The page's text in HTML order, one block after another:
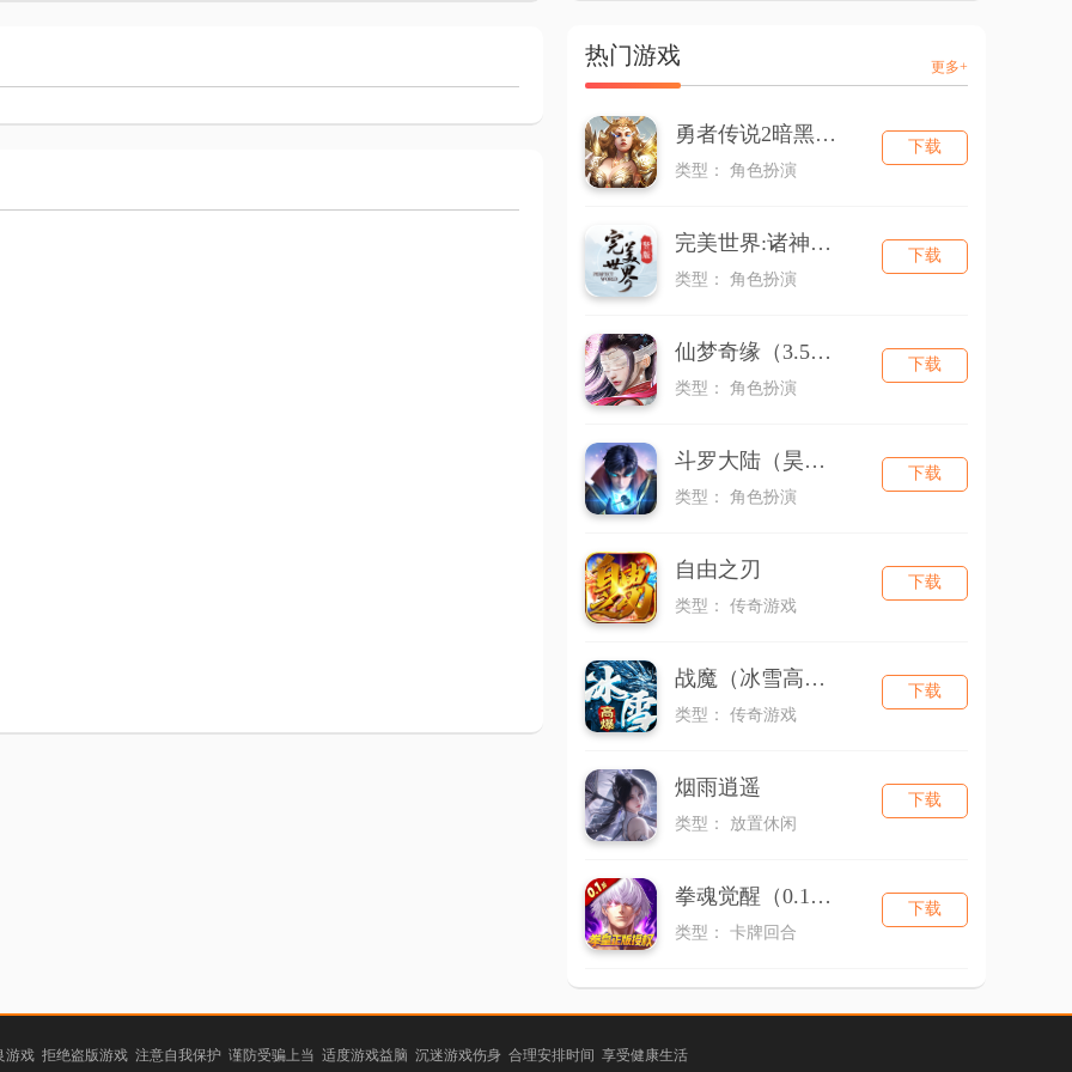
热门游戏 更多+
勇者传说2暗黑崛起
类型： 角色扮演
下载
完美世界:诸神之战
类型： 角色扮演
下载
仙梦奇缘（3.5折版本）
类型： 角色扮演
下载
斗罗大陆（昊天服）
类型： 角色扮演
下载
自由之刃
类型： 传奇游戏
下载
战魔（冰雪高爆）
类型： 传奇游戏
下载
烟雨逍遥
类型： 放置休闲
下载
拳魂觉醒（0.1折拳皇正版授权）
类型： 卡牌回合
下载
游戏 拒绝盗版游戏 注意自我保护 谨防受骗上当 适度游戏益脑 沉迷游戏伤身 合理安排时间 享受健康生活